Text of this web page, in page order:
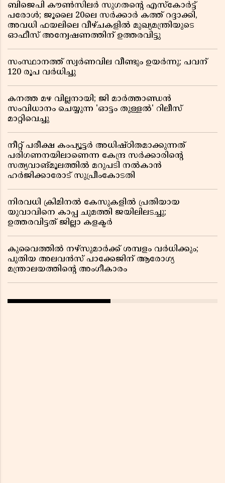
ബിജെപി കൗൺസിലർ സുഗതന്റെ എസ്‌കോർട്ട്
പരോൾ; ജൂലൈ 20ലെ സർക്കാർ കത്ത് റദ്ദാക്കി,
അവധി ഫയലിലെ വീഴ്ചകളിൽ മുഖ്യമന്ത്രിയുടെ
ഓഫീസ് അന്വേഷണത്തിന് ഉത്തരവിട്ടു
സംസ്ഥാനത്ത് സ്വര്‍ണവില വീണ്ടും ഉയർന്നു; പവന്
120 രൂപ വര്‍ധിച്ചു
കനത്ത മഴ വില്ലനായി; ജി മാർത്താണ്ഡൻ
സംവിധാനം ചെയ്യുന്ന 'ഓട്ടം തുള്ളൽ' റിലീസ്
മാറ്റിവെച്ചു
നീറ്റ് പരീക്ഷ കംപ്യൂട്ടർ അധിഷ്ഠിതമാക്കുന്നത്
പരിഗണനയിലാണെന്ന കേന്ദ്ര സർക്കാരിൻ്റെ
സത്യവാങ്മൂലത്തിൽ മറുപടി നൽകാൻ
ഹർജിക്കാരോട് സുപ്രീംകോടതി
നിരവധി ക്രിമിനൽ കേസുകളിൽ പ്രതിയായ
യുവാവിനെ കാപ്പ ചുമത്തി ജയിലിലടച്ചു;
ഉത്തരവിട്ടത് ജില്ലാ കളക്ടർ
കുവൈത്തിൽ നഴ്‌സുമാർക്ക് ശമ്പളം വർധിക്കും;
പുതിയ അലവൻസ് പാക്കേജിന് ആരോഗ്യ
മന്ത്രാലയത്തിൻ്റെ അംഗീകാരം